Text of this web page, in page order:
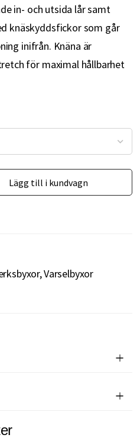
in- och utsida lår samt
knäskyddsfickor som går
inifrån. Knäna är
för maximal hållbarhet
Lägg till i kundvagn
Varselbyxor